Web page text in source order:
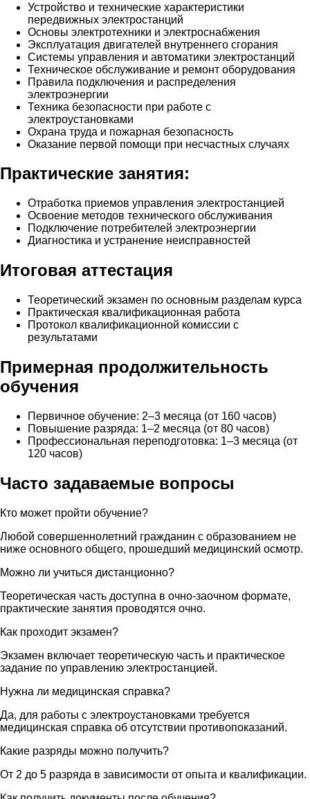
Устройство и технические характеристики
передвижных электростанций
Основы электротехники и электроснабжения
Эксплуатация двигателей внутреннего сгорания
Системы управления и автоматики электростанций
Техническое обслуживание и ремонт оборудования
Правила подключения и распределения
электроэнергии
Техника безопасности при работе с
электроустановками
Охрана труда и пожарная безопасность
Оказание первой помощи при несчастных случаях
Практические занятия:
Отработка приемов управления электростанцией
Освоение методов технического обслуживания
Подключение потребителей электроэнергии
Диагностика и устранение неисправностей
Итоговая аттестация
Теоретический экзамен по основным разделам курса
Практическая квалификационная работа
Протокол квалификационной комиссии с
результатами
Примерная продолжительность
обучения
Первичное обучение: 2–3 месяца (от 160 часов)
Повышение разряда: 1–2 месяца (от 80 часов)
Профессиональная переподготовка: 1–3 месяца (от
120 часов)
Часто задаваемые вопросы
Кто может пройти обучение?
Любой совершеннолетний гражданин с образованием не
ниже основного общего, прошедший медицинский осмотр.
Можно ли учиться дистанционно?
Теоретическая часть доступна в очно-заочном формате,
практические занятия проводятся очно.
Как проходит экзамен?
Экзамен включает теоретическую часть и практическое
задание по управлению электростанцией.
Нужна ли медицинская справка?
Да, для работы с электроустановками требуется
медицинская справка об отсутствии противопоказаний.
Какие разряды можно получить?
От 2 до 5 разряда в зависимости от опыта и квалификации.